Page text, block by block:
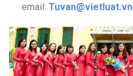
email: Tuvan@vietluat.vn